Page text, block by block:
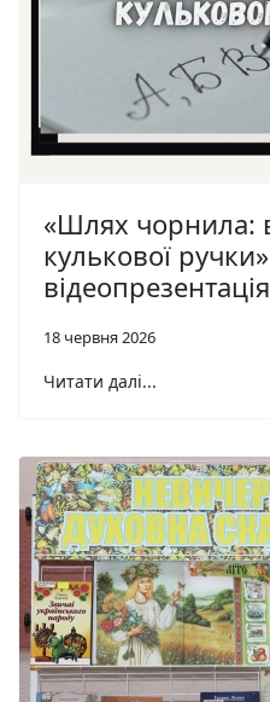
«Шлях чорнила:
кулькової
відеопрезентація
18 червня 2026
Читати далі...